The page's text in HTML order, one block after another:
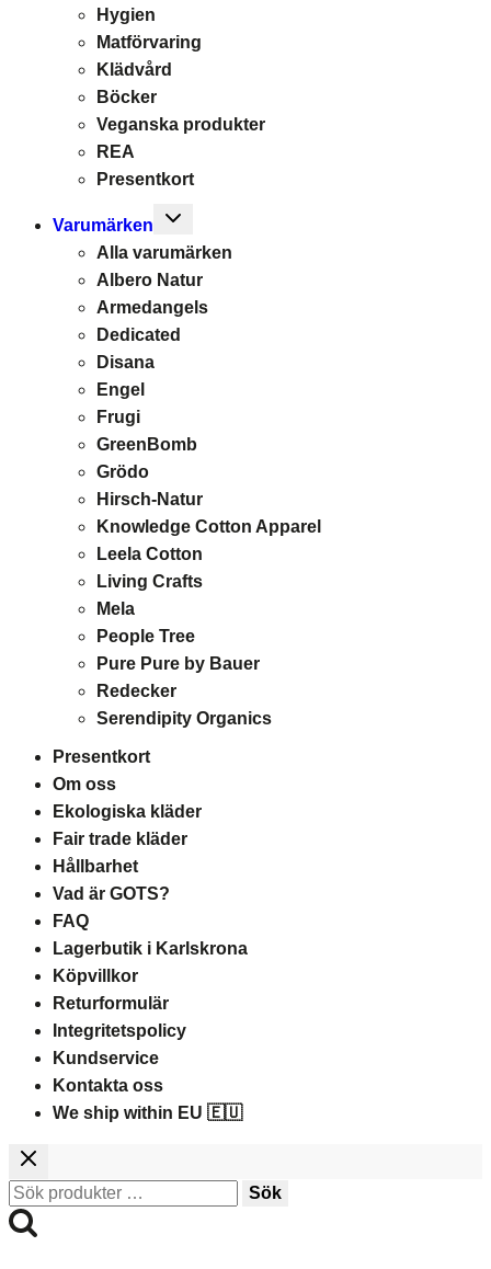
Hygien
Matförvaring
Klädvård
Böcker
Veganska produkter
REA
Presentkort
Varumärken
Toggle
menu
Alla varumärken
Albero Natur
Armedangels
Dedicated
Disana
Engel
Frugi
GreenBomb
Grödo
Hirsch-Natur
Knowledge Cotton Apparel
Leela Cotton
Living Crafts
Mela
People Tree
Pure Pure by Bauer
Redecker
Serendipity Organics
Presentkort
Om oss
Ekologiska kläder
Fair trade kläder
Hållbarhet
Vad är GOTS?
FAQ
Lagerbutik i Karlskrona
Köpvillkor
Returformulär
Integritetspolicy
Kundservice
Kontakta oss
We ship within EU 🇪🇺
Sök
efter:
Sök